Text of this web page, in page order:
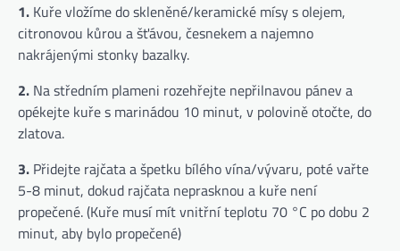
1. Kuře vložíme do skleněné/keramické mísy s olejem,
citronovou kůrou a šťávou, česnekem a najemno
nakrájenými stonky bazalky.
2. Na středním plameni rozehřejte nepřilnavou pánev a
opékejte kuře s marinádou 10 minut, v polovině otočte, do
zlatova.
3. Přidejte rajčata a špetku bílého vína/vývaru, poté vařte
5-8 minut, dokud rajčata neprasknou a kuře není
propečené. (Kuře musí mít vnitřní teplotu 70 °C po dobu 2
minut, aby bylo propečené)